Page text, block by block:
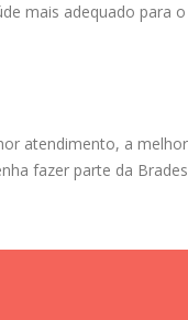
mais adequado para
atendimento, a
fazer parte da